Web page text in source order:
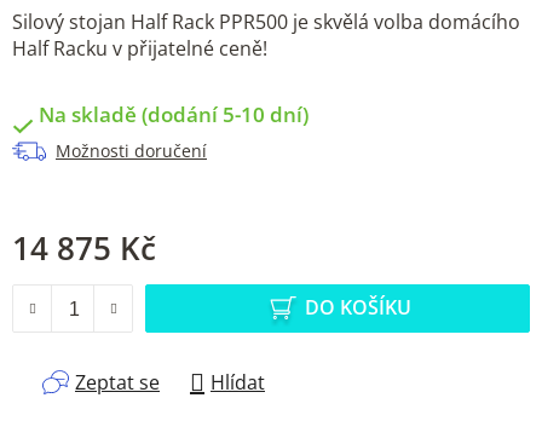
Silový stojan Half Rack PPR500 je skvělá volba domácího
Half Racku v přijatelné ceně!
Na skladě (dodání 5-10 dní)
Možnosti doručení
14 875 Kč
DO KOŠÍKU
Zeptat se Hlídat